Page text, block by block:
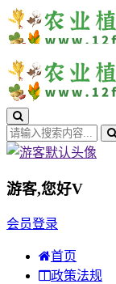
游客,您好V
会员登录
首页
政策法规